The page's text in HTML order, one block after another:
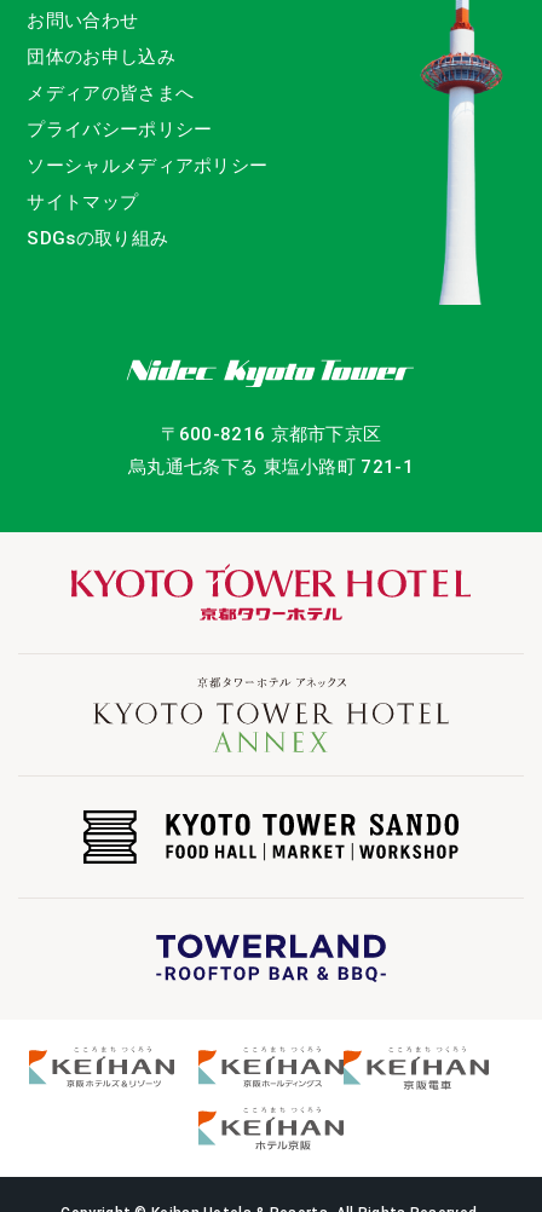
お問い合わせ
団体のお申し込み
メディアの皆さまへ
プライバシーポリシー
ソーシャルメディアポリシー
サイトマップ
SDGsの取り組み
〒600-8216 京都市下京区
烏丸通七条下る 東塩小路町 721-1